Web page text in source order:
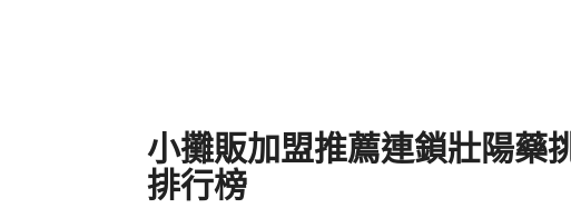
小攤販加盟推薦連鎖壯陽藥
排行榜